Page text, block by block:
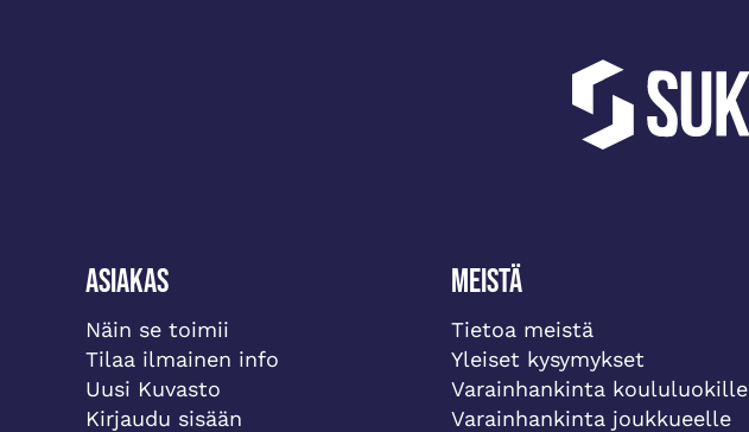
Asiakas
Näin se toimii
Tilaa ilmainen info
Uusi Kuvasto
Kirjaudu sisään
Meistä
Tietoa meistä
Yleiset kysymykset
Varainhankinta koululuokille
Varainhankinta joukkueelle